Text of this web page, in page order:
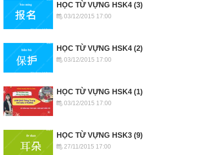
HỌC TỪ VỰNG HSK4 (3)
03/12/2015 17:00
HỌC TỪ VỰNG HSK4 (2)
03/12/2015 17:00
HỌC TỪ VỰNG HSK4 (1)
03/12/2015 17:00
HỌC TỪ VỰNG HSK3 (9)
27/11/2015 17:00